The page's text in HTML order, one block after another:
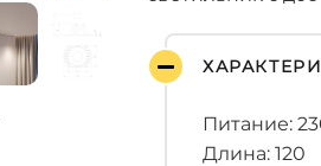
Питание:
Длина: 120